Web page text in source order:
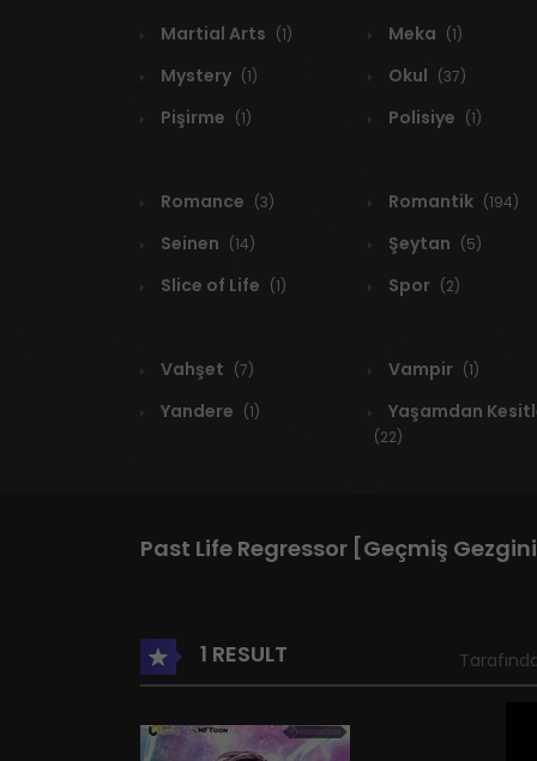
Martial Arts (1) Meka (1)
Mystery (1) Okul (37)
Pişirme (1) Polisiye (1)
Romance (3) Romantik (194)
Seinen (14) Şeytan (5)
Slice of Life (1) Spor (2)
Vahşet (7) Vampir (1)
Yandere (1) Yaşamdan
(22)
Past Life Regressor [Geçmiş
1 RESULT